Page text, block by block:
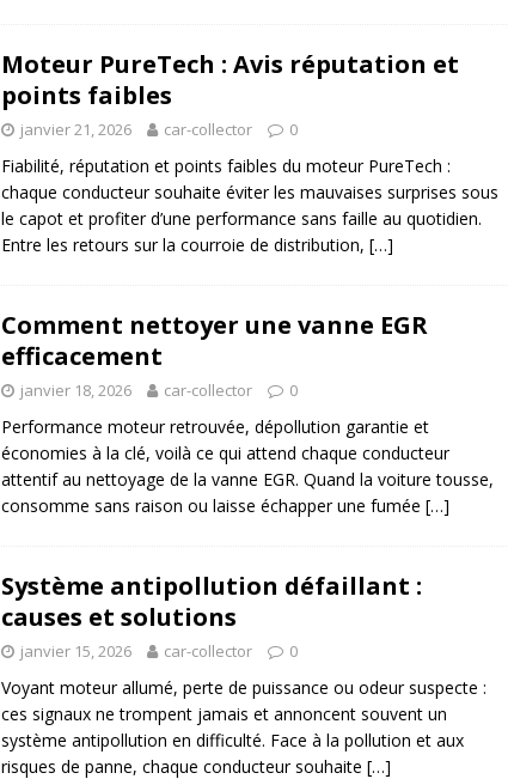
Moteur PureTech : Avis réputation et
points faibles
janvier 21, 2026 car-collector 0
Fiabilité, réputation et points faibles du moteur PureTech :
chaque conducteur souhaite éviter les mauvaises surprises sous
le capot et profiter d’une performance sans faille au quotidien.
Entre les retours sur la courroie de distribution, […]
Comment nettoyer une vanne EGR
efficacement
janvier 18, 2026 car-collector 0
Performance moteur retrouvée, dépollution garantie et
économies à la clé, voilà ce qui attend chaque conducteur
attentif au nettoyage de la vanne EGR. Quand la voiture tousse,
consomme sans raison ou laisse échapper une fumée […]
Système antipollution défaillant :
causes et solutions
janvier 15, 2026 car-collector 0
Voyant moteur allumé, perte de puissance ou odeur suspecte :
ces signaux ne trompent jamais et annoncent souvent un
système antipollution en difficulté. Face à la pollution et aux
risques de panne, chaque conducteur souhaite […]